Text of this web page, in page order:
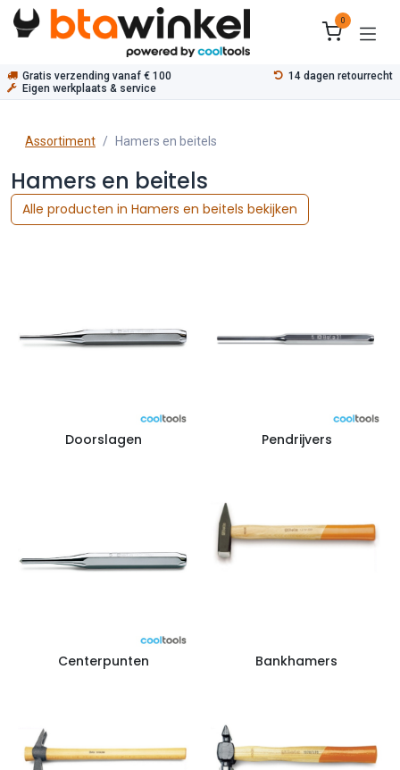
Overslaan naar inhoud
0
Gratis verzending vanaf € 100
14 dagen retourrecht
Eigen werkplaats & service
Assortiment Hamers en beitels
Hamers en beitels
Alle producten in Hamers en beitels bekijken
Doorslagen Pendrijvers
Centerpunten Bankhamers